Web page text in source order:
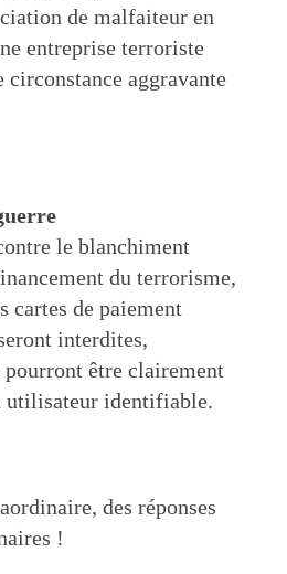
de malfaiteur en
entreprise terroriste
circonstance aggravante
le blanchiment
du terrorisme,
cartes de paiement
interdites,
pourront être clairement
utilisateur identifiable.
des réponses
!